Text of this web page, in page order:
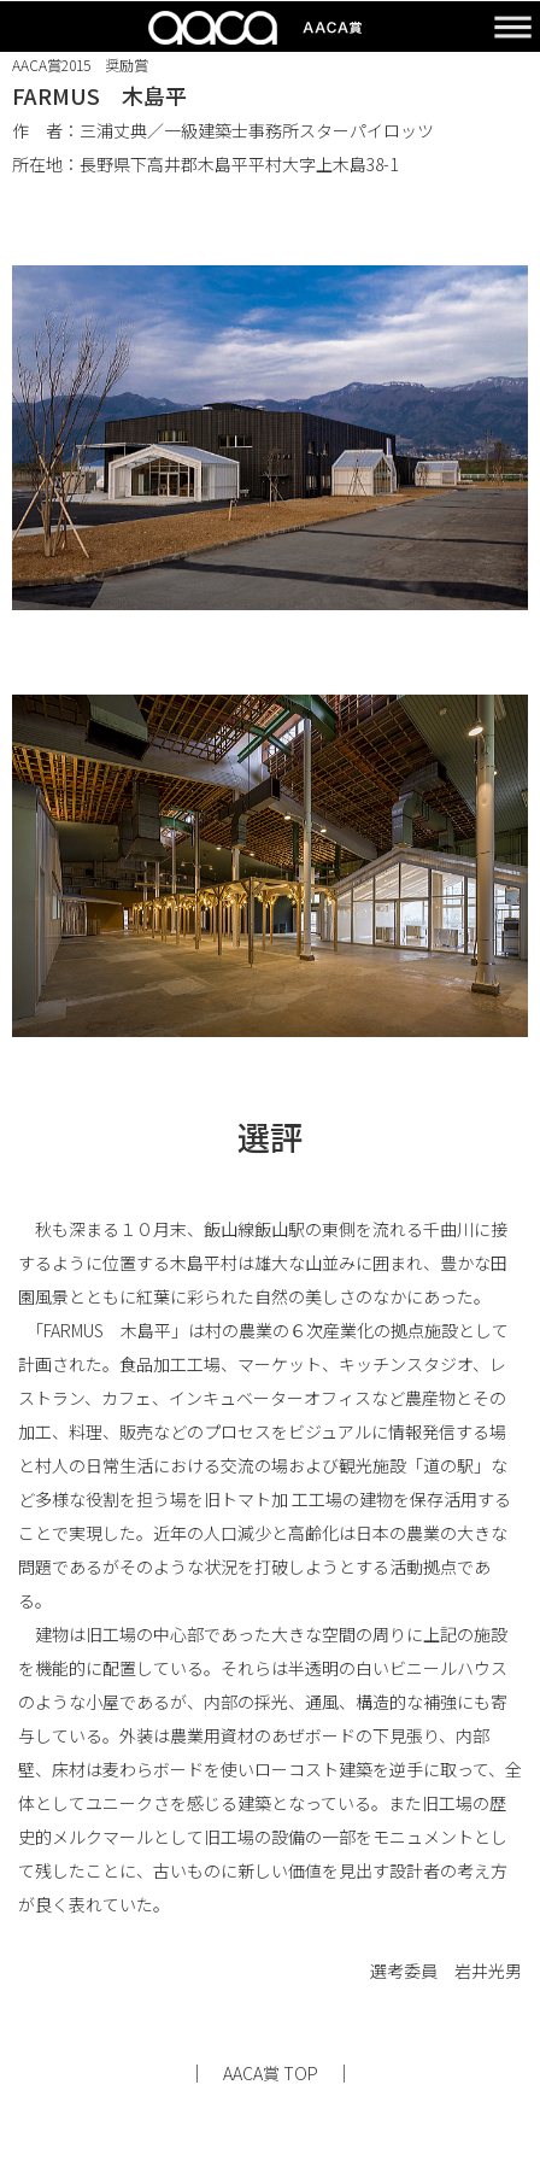
AACA賞2015 奨励賞
FARMUS 木島平
作 者：三浦丈典／一級建築士事務所スターパイロッツ
所在地：長野県下高井郡木島平平村大字上木島38-1
選評
秋も深まる１０月末、飯山線飯山駅の東側を流れる千曲川に接
するように位置する木島平村は雄大な山並みに囲まれ、豊かな田
園風景とともに紅葉に彩られた自然の美しさのなかにあった。
｢FARMUS 木島平」は村の農業の６次産業化の拠点施設として
計画された。食品加工工場、マーケット、キッチンスタジオ、レ
ストラン、カフェ、インキュベーターオフィスなど農産物とその
加工、料理、販売などのプロセスをビジュアルに情報発信する場
と村人の日常生活における交流の場および観光施設「道の駅」な
ど多様な役割を担う場を旧トマト加 工工場の建物を保存活用する
ことで実現した。近年の人口減少と高齢化は日本の農業の大きな
問題であるがそのような状況を打破しようとする活動拠点であ
る。
建物は旧工場の中心部であった大きな空間の周りに上記の施設
を機能的に配置している。それらは半透明の白いビニールハウス
のような小屋であるが、内部の採光、通風、構造的な補強にも寄
与している。外装は農業用資材のあぜボードの下見張り、内部
壁、床材は麦わらボードを使いローコスト建築を逆手に取って、全
体としてユニークさを感じる建築となっている。また旧工場の歴
史的メルクマールとして旧工場の設備の一部をモニュメントとし
て残したことに、古いものに新しい価値を見出す設計者の考え方
が良く表れていた。
選考委員 岩井光男
｜ AACA賞 TOP ｜